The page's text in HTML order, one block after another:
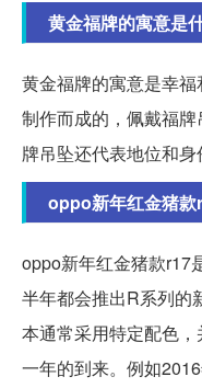
黄金福牌的寓意是
黄金福牌的寓意是幸
制作而成的，佩戴福
牌吊坠还代表地位和身
oppo新年红金猪款
oppo新年红金猪款r17
半年都会推出R系列的
本通常采用特定配色
一年的到来。例如